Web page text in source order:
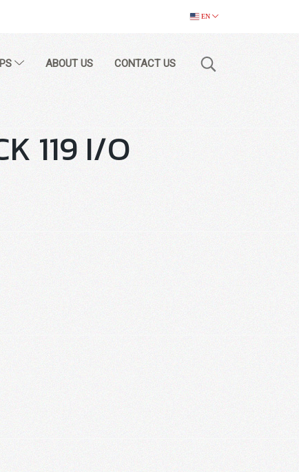
EN
ABOUT US CONTACT US
119 I/O